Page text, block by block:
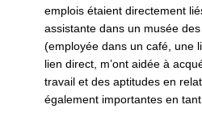
emplois étaient directement
assistante dans un musée
(employée dans un café, une
lien direct, m’ont aidée à
travail et des aptitudes en
également importantes en